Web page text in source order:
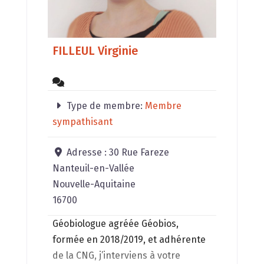
FILLEUL Virginie
Type de membre: Membre
sympathisant
Adresse :30 Rue Fareze
Nanteuil-en-Vallée
Nouvelle-Aquitaine
16700
Géobiologue agréée Géobios,
formée en 2018/2019, et adhérente
de la CNG, j’interviens à votre